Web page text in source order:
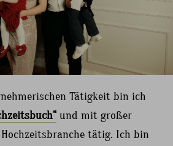
Tätigkeit bin ich
und mit großer
tätig. Ich bin